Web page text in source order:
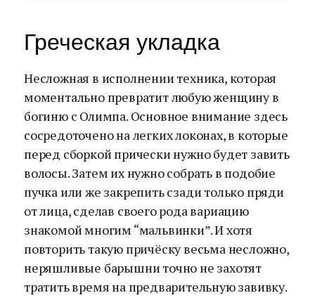
Греческая укладка
Несложная в исполнении техника, которая
моментально превратит любую женщину в
богиню с Олимпа. Основное внимание здесь
сосредоточено на легких локонах, в которые
перед сборкой прически нужно будет завить
волосы. Затем их нужно собрать в подобие
пучка или же закрепить сзади только пряди
от лица, сделав своего рода вариацию
знакомой многим “мальвинки”. И хотя
повторить такую причёску весьма несложно,
неряшливые барышни точно не захотят
тратить время на предварительную завивку.